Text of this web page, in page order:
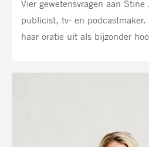
Vier gewetensvragen aan
publicist, tv- en
haar oratie uit als bijzonder